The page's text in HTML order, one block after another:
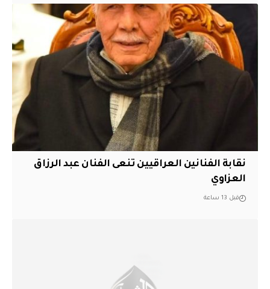
نقابة الفنانين العراقيين تنعى الفنان عبد الرزاق
العزاوي
قبل 13 ساعة